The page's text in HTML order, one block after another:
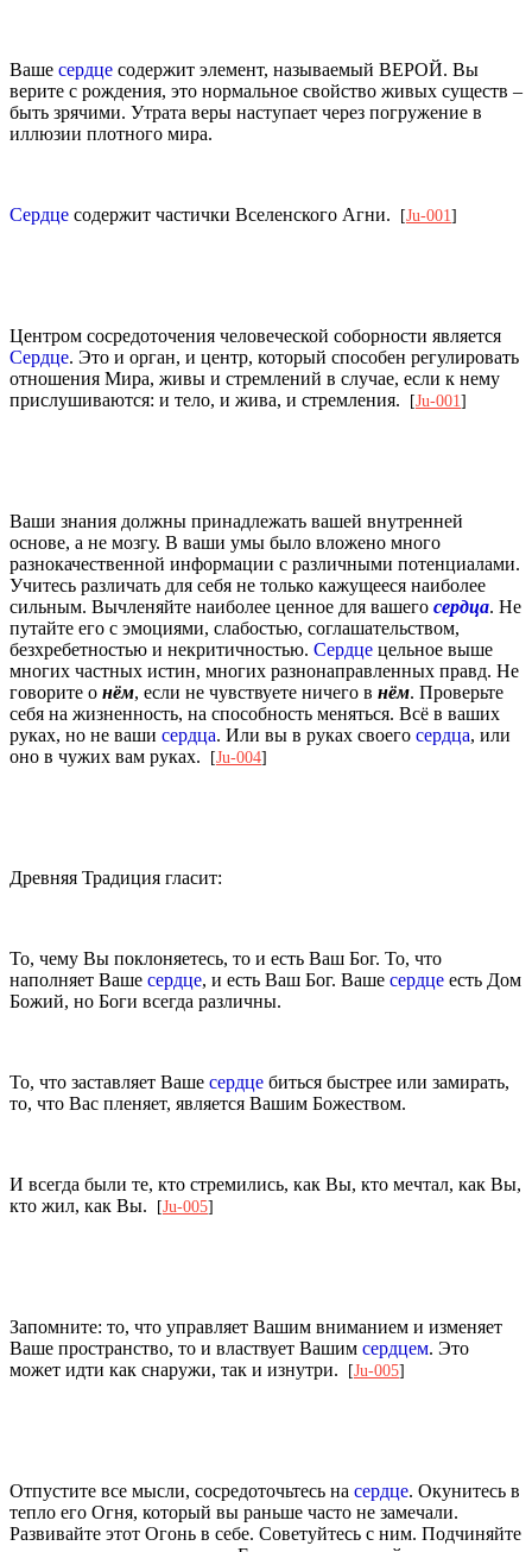
Ваше сердце содержит элемент, называемый ВЕРОЙ. Вы
верите с рождения, это нормальное свойство живых существ –
быть зрячими. Утрата веры наступает через погружение в
иллюзии плотного мира.
Сердце содержит частички Вселенского Агни. [Ju-001 ]
Центром сосредоточения человеческой соборности является
Сердце. Это и орган, и центр, который способен регулировать
отношения Мира, живы и стремлений в случае, если к нему
прислушиваются: и тело, и жива, и стремления.
[Ju-001 ]
Ваши знания должны принадлежать вашей внутренней
основе, а не мозгу. В ваши умы было вложено много
разнокачественной информации с различными потенциалами.
Учитесь различать для себя не только кажущееся наиболее
сильным. Вычленяйте наиболее ценное для вашего сердца. Не
путайте его с эмоциями, слабостью, соглашательством,
безхребетностью и некритичностью. Сердце цельное выше
многих частных истин, многих разнонаправленных правд. Не
говорите о нём, если не чувствуете ничего в нём. Проверьте
себя на жизненность, на способность меняться. Всё в ваших
руках, но не ваши сердца. Или вы в руках своего сердца, или
оно в чужих вам руках.
[Ju-004]
Древняя Традиция гласит:
То, чему Вы поклоняетесь, то и есть Ваш Бог. То, что
наполняет Ваше сердце, и есть Ваш Бог. Ваше сердце есть Дом
Божий, но Боги всегда различны.
То, что заставляет Ваше сердце биться быстрее или замирать,
то, что Вас пленяет, является Вашим Божеством.
И всегда были те, кто стремились, как Вы, кто мечтал, как Вы,
кто жил, как Вы.
[Ju-005]
Запомните: то, что управляет Вашим вниманием и изменяет
Ваше пространство, то и властвует Вашим сердцем. Это
может идти как снаружи, так и изнутри.
[Ju-005]
Отпустите все мысли, сосредоточьтесь на сердце. Окунитесь в
тепло его Огня, который вы раньше часто не замечали.
Развивайте этот Огонь в себе. Советуйтесь с ним. Подчиняйте